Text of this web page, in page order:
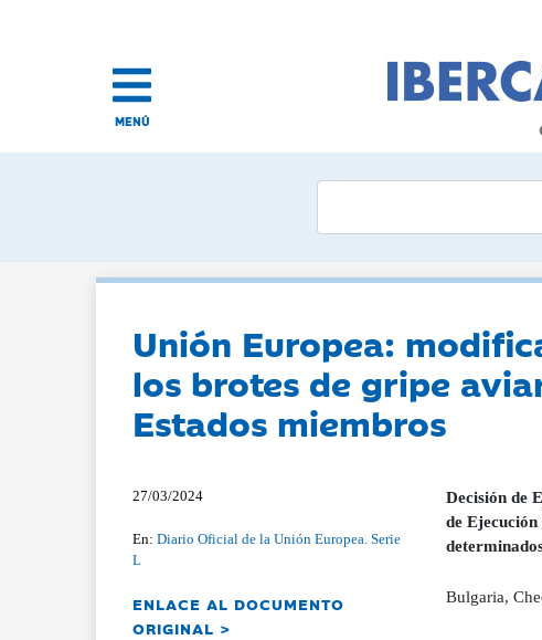
MENÚ
Unión Europea:
los brotes de gripe
Estados miembros
27/03/2024
En:Diario Oficial de la Unión Europea. Serie
L
ENLACE AL DOCUMENTO
ORIGINAL >
Decisión de
de
Bulgaria,